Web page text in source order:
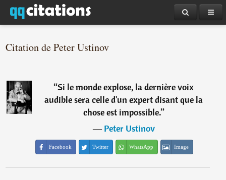
Citation de Peter Ustinov
“Si le monde explose, la dernière voix
audible sera celle d'un expert disant que la
chose est impossible.”
―Peter Ustinov
Facebook Twitter WhatsApp Image